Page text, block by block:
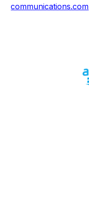
communications.com